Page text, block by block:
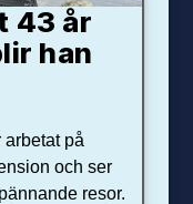
43 år
han
på
och ser
resor.